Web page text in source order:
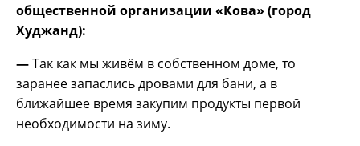
общественной организации «Кова» (город
Худжанд):
—Так как мы живём в собственном доме, то
заранее запаслись дровами для бани, а в
ближайшее время закупим продукты первой
необходимости на зиму.